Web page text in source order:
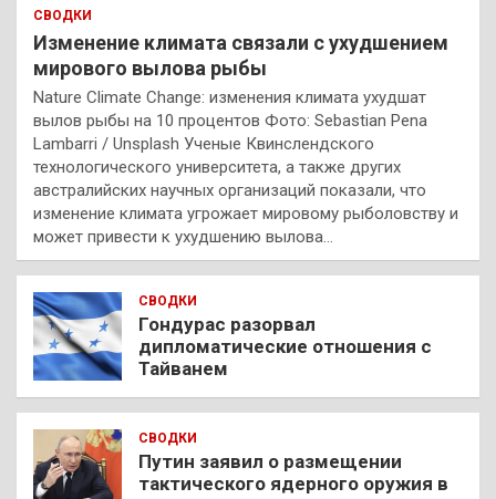
СВОДКИ
Изменение климата связали с ухудшением
мирового вылова рыбы
Nature Climate Change: изменения климата ухудшат
вылов рыбы на 10 процентов Фото: Sebastian Pena
Lambarri / Unsplash Ученые Квинслендского
технологического университета, а также других
австралийских научных организаций показали, что
изменение климата угрожает мировому рыболовству и
может привести к ухудшению вылова…
СВОДКИ
Гондурас разорвал
дипломатические отношения с
Тайванем
СВОДКИ
Путин заявил о размещении
тактического ядерного оружия в